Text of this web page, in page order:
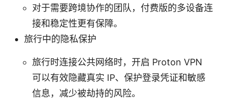
对于需要跨境协作的团队，付费版的多设备连
接和稳定性更有保障。
旅行中的隐私保护
旅行时连接公共网络时，开启 Proton VPN
可以有效隐藏真实 IP、保护登录凭证和敏感
信息，减少被劫持的风险。